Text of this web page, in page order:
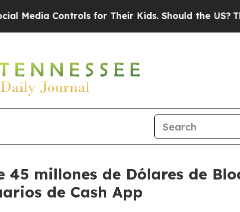
Controls for Their Kids. Should the US?The
45 millones de Dólares de
de Cash App